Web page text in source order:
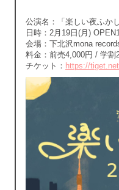
公演名：「楽しい夜ふか
日時：2月19日(月)
会場：下北沢mona
料金：前売4,000円 / 学割
チケット： https://